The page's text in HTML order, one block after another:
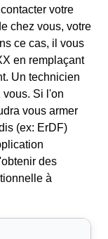
votre
chez vous, votre
ce cas, il vous
en remplaçant
Un technicien
vous. Si l'on
vous armer
(ex: ErDF)
des
à